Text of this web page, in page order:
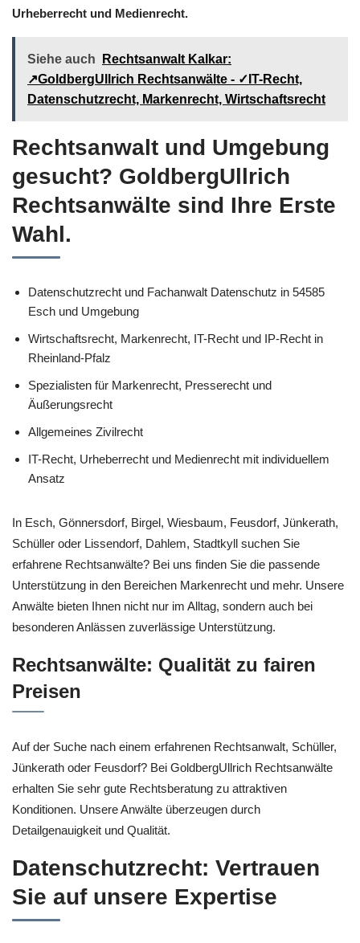
Urheberrecht und Medienrecht.
Siehe auch
Rechtsanwalt Kalkar:
↗️GoldbergUllrich Rechtsanwälte - ✓IT-Recht,
Datenschutzrecht, Markenrecht, Wirtschaftsrecht
Rechtsanwalt und Umgebung
gesucht? GoldbergUllrich
Rechtsanwälte sind Ihre Erste
Wahl.
Datenschutzrecht und Fachanwalt Datenschutz in 54585
Esch und Umgebung
Wirtschaftsrecht, Markenrecht, IT-Recht und IP-Recht in
Rheinland-Pfalz
Spezialisten für Markenrecht, Presserecht und
Äußerungsrecht
Allgemeines Zivilrecht
IT-Recht, Urheberrecht und Medienrecht mit individuellem
Ansatz
In Esch, Gönnersdorf, Birgel, Wiesbaum, Feusdorf, Jünkerath,
Schüller oder Lissendorf, Dahlem, Stadtkyll suchen Sie
erfahrene Rechtsanwälte? Bei uns finden Sie die passende
Unterstützung in den Bereichen Markenrecht und mehr. Unsere
Anwälte bieten Ihnen nicht nur im Alltag, sondern auch bei
besonderen Anlässen zuverlässige Unterstützung.
Rechtsanwälte: Qualität zu fairen
Preisen
Auf der Suche nach einem erfahrenen Rechtsanwalt, Schüller,
Jünkerath oder Feusdorf? Bei GoldbergUllrich Rechtsanwälte
erhalten Sie sehr gute Rechtsberatung zu attraktiven
Konditionen. Unsere Anwälte überzeugen durch
Detailgenauigkeit und Qualität.
Datenschutzrecht: Vertrauen
Sie auf unsere Expertise